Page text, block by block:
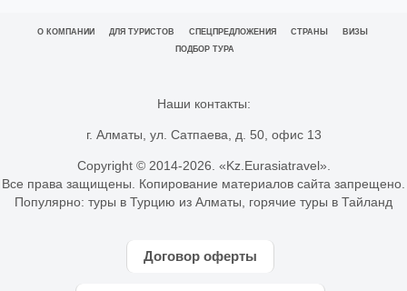
О КОМПАНИИ ДЛЯ ТУРИСТОВ СПЕЦПРЕДЛОЖЕНИЯ СТРАНЫ
ВИЗЫ
ПОДБОР ТУРА
Наши контакты:
г. Алматы, ул. Сатпаева, д. 50, офис 13
Copyright © 2014-2026. «Kz.Eurasiatravel».
Все права защищены. Копирование материалов сайта запрещено.
Популярно: туры в Турцию из Алматы горячие туры в Тайланд
Договор оферты